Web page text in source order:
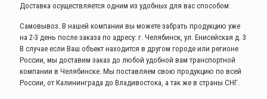
Доставка осуществляется одним из удобных для вас способом:
Самовывоз. В нашей компании вы можете забрать продукцию уже
на 2-3 день после заказа по адресу: г. Челябинск, ул. Енисейская д. 3
В случае если Ваш объект находится в другом городе или регионе
России, мы доставим заказ до любой удобной вам транспортной
компании в Челябинске. Мы поставляем свою продукцию по всей
России, от Калининграда до Владивостока, а так же в страны СНГ.